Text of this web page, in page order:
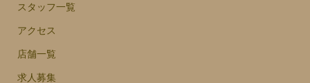
スタッフ一覧
アクセス
店舗一覧
求人募集